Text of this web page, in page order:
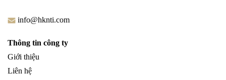
info@hknti.com
Thông tin công ty
Giới thiệu
Liên hệ